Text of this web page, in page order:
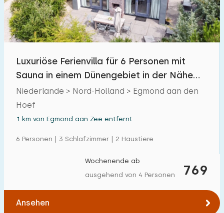
Luxuriöse Ferienvilla für 6 Personen mit
Sauna in einem Dünengebiet in der Nähe
von Strand und Meer in Egmond
Niederlande > Nord-Holland > Egmond aan den
Hoef
1 km von Egmond aan Zee entfernt
6 Personen | 3 Schlafzimmer | 2 Haustiere
769
Wochenende ab
ausgehend von 4 Personen
Ansehen